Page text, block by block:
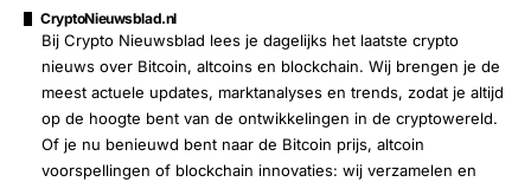
CryptoNieuwsblad.nl
Bij Crypto Nieuwsblad lees je dagelijks het laatste crypto
nieuws over Bitcoin, altcoins en blockchain. Wij brengen je de
meest actuele updates, marktanalyses en trends, zodat je altijd
op de hoogte bent van de ontwikkelingen in de cryptowereld.
Of je nu benieuwd bent naar de Bitcoin prijs, altcoin
voorspellingen of blockchain innovaties: wij verzamelen en